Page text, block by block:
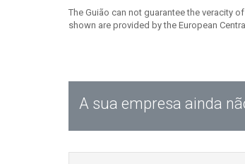
The Guião can not guarantee the veracity
shown are provided by the European
A sua empresa ainda